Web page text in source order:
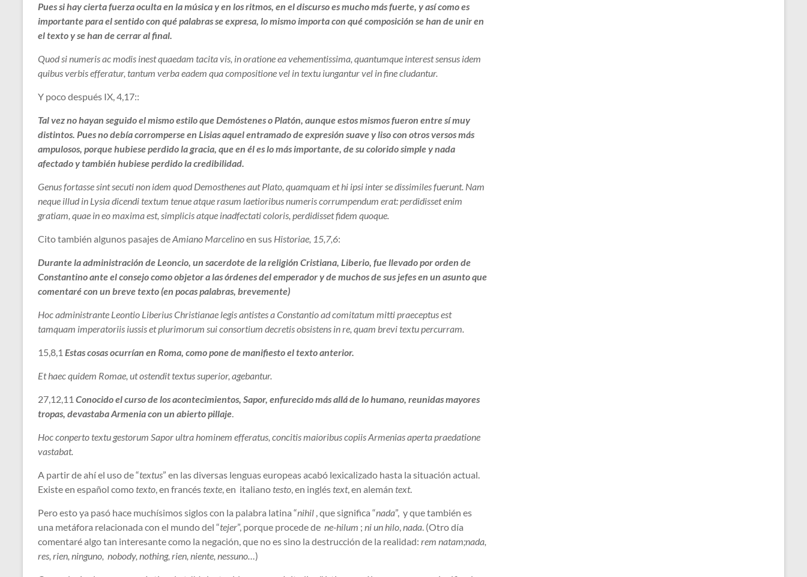
Pues si hay cierta fuerza oculta en la música y en los ritmos, en el discurso es mucho más fuerte, y así como es
importante para el sentido con qué palabras se expresa, lo mismo importa con qué composición se han de unir en
el texto y se han de cerrar al final.
Quod si numeris ac modis inest quaedam tacita vis, in oratione ea vehementissima, quantumque interest sensus idem
quibus verbis efferatur, tantum verba eadem qua compositione vel in textu iungantur vel in fine cludantur.
Y poco después IX, 4,17::
Tal vez no hayan seguido el mismo estilo que Demóstenes o Platón, aunque estos mismos fueron entre sí muy
distintos. Pues no debía corromperse en Lisias aquel entramado de expresión suave y liso con otros versos más
ampulosos, porque hubiese perdido la gracia, que en él es lo más importante, de su colorido simple y nada
afectado y también hubiese perdido la credibilidad.
Genus fortasse sint secuti non idem quod Demosthenes aut Plato, quamquam et hi ipsi inter se dissimiles fuerunt. Nam
neque illud in Lysia dicendi textum tenue atque rasum laetioribus numeris corrumpendum erat: perdidisset enim
gratiam, quae in eo maxima est, simplicis atque inadfectati coloris, perdidisset fidem quoque.
Cito también algunos pasajes deAmiano Marcelinoen sus Historiae, 15,7,6:
Durante la administración de Leoncio, un sacerdote de la religión Cristiana, Liberio, fue llevado por orden de
Constantino ante el consejo como objetor a las órdenes del emperador y de muchos de sus jefes en un asunto que
comentaré con un breve texto (en pocas palabras, brevemente)
Hoc administrante Leontio Liberius Christianae legis antistes a Constantio ad comitatum mitti praeceptus est
tamquam imperatoriis iussis et plurimorum sui consortium decretis obsistens in re, quam brevi textu percurram.
15,8,1 Estas cosas ocurrían en Roma, como pone de manifiesto el texto anterior.
Et haec quidem Romae, ut ostendit textus superior, agebantur.
27,12,11 Conocido el curso de los acontecimientos, Sapor, enfurecido más allá de lo humano, reunidas mayores
tropas, devastaba Armenia con un abierto pillaje.
Hoc conperto textu gestorum Sapor ultra hominem efferatus, concitis maioribus copiis Armenias aperta praedatione
vastabat.
A partir de ahí el uso de “textus” en las diversas lenguas europeas acabó lexicalizado hasta la situación actual.
Existe en español comotexto, en francéstexte, en italianotesto, en ingléstext, en alemán text.
Pero esto ya pasó hace muchísimos siglos con la palabra latina “nihil , que significa “nada”, y que también es
una metáfora relacionada con el mundo del “tejer”, porque procede de ne-hilum ; ni un hilo,nada. (Otro día
comentaré algo tan interesante como la negación, que no es sino la destrucción de la realidad: rem natam;nada,
res, rien, ninguno, nobody, nothing, rien, niente, nessuno…)